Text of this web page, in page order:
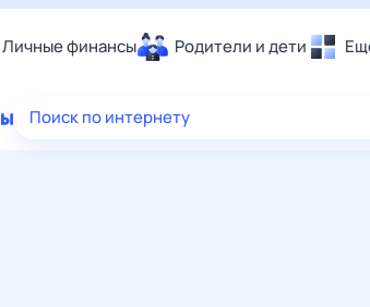
Личные финансы Родители и дети
Еда
Поиск по интернету